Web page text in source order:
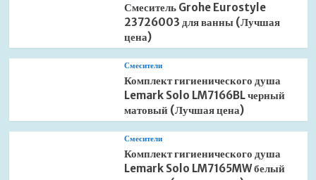
Смеситель Grohe Eurostyle
23726003 для ванны (Лучшая
цена)
Смесители
Комплект гигиенического душа
Lemark Solo LM7166BL черный
матовый (Лучшая цена)
Смесители
Комплект гигиенического душа
Lemark Solo LM7165MW белый